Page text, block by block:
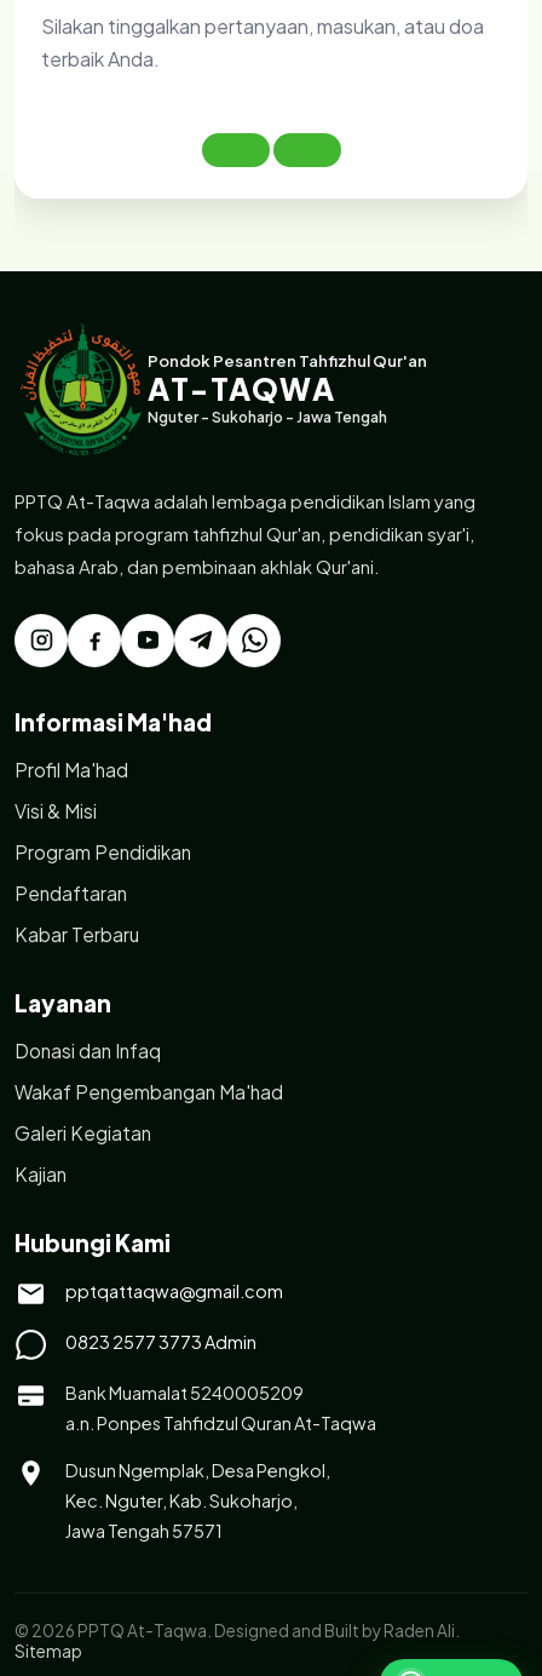
Silakan tinggalkan pertanyaan, masukan, atau doa
terbaik Anda.
Pondok Pesantren Tahfizhul Qur'an
AT-TAQWA
Nguter - Sukoharjo - Jawa Tengah
PPTQ At-Taqwa adalah lembaga pendidikan Islam yang
fokus pada program tahfizhul Qur'an, pendidikan syar'i,
bahasa Arab, dan pembinaan akhlak Qur'ani.
Informasi Ma'had
Profil Ma'had
Visi & Misi
Program Pendidikan
Pendaftaran
Kabar Terbaru
Layanan
Donasi dan Infaq
Wakaf Pengembangan Ma'had
Galeri Kegiatan
Kajian
Hubungi Kami
pptqattaqwa@gmail.com
0823 2577 3773 Admin
Bank Muamalat 5240005209
a.n. Ponpes Tahfidzul Quran At-Taqwa
Dusun Ngemplak, Desa Pengkol,
Kec. Nguter, Kab. Sukoharjo,
Jawa Tengah 57571
© 2026 PPTQ At-Taqwa. Designed and Built by Raden Ali.
Sitemap